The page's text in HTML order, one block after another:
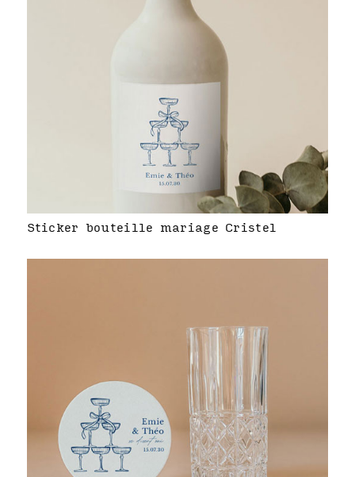
Sticker bouteille mariage Cristel